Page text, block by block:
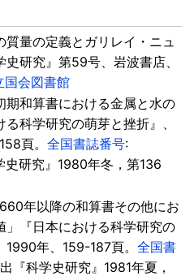
量の定義とガリレイ・ニュ
研究』第59号、岩波書店、
国会図書館
期和算書における金属と水の
科学研究の萌芽と挫折』、
頁。 全国書誌番号:
史研究』1980年冬，第136
年以降の和算書その他にお
」『日本における科学研究の
年、159-187頁。 全国書
出『科学史研究』1981年夏，